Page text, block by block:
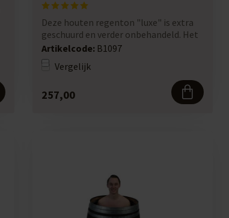
Deze houten regenton "luxe" is extra
geschuurd en verder onbehandeld. Het
kopere...
Artikelcode: B1097
Vergelijk
257,00